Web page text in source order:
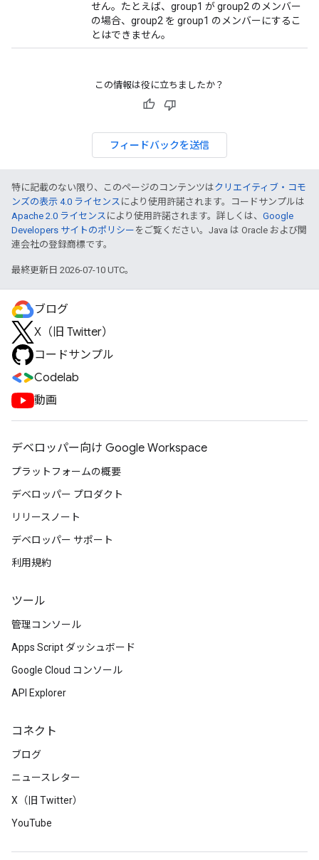
せん。たとえば、group1 が group2 のメンバー
の場合、group2 を group1 のメンバーにするこ
とはできません。
この情報は役に立ちましたか？
フィードバックを送信
特に記載のない限り、このページのコンテンツはクリエイティブ・コモ
ンズの表示 4.0 ライセンス により使用許諾されます。コードサンプルは
Apache 2.0 ライセンス により使用許諾されます。詳しくは、 Google
Developers サイトのポリシー をご覧ください。Java は Oracle および関
連会社の登録商標です。
最終更新日 2026-07-10 UTC。
ブログ
X（旧 Twitter）
コードサンプル
Codelab
動画
デベロッパー向け Google Workspace
プラットフォームの概要
デベロッパー プロダクト
リリースノート
デベロッパー サポート
利用規約
ツール
管理コンソール
Apps Script ダッシュボード
Google Cloud コンソール
API Explorer
コネクト
ブログ
ニュースレター
X（旧 Twitter）
YouTube